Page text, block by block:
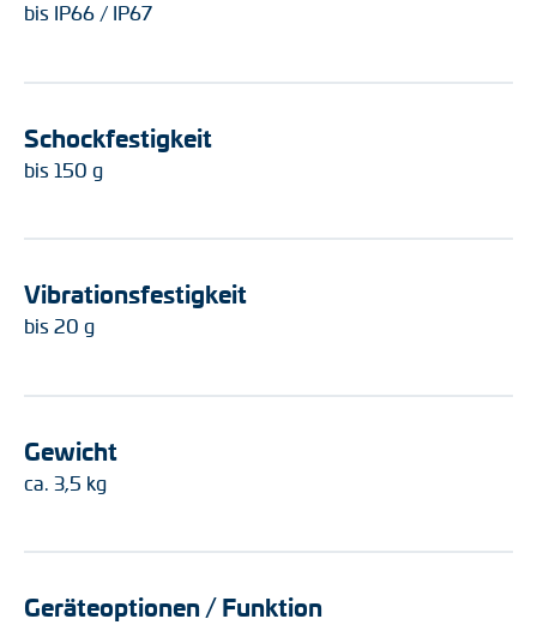
bis IP66 / IP67
Schockfestigkeit
bis 150 g
Vibrationsfestigkeit
bis 20 g
Gewicht
ca. 3,5 kg
Geräteoptionen / Funktion